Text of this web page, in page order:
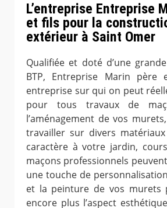
L’entreprise Entreprise
et fils pour la
extérieur à Saint Omer
Qualifiée et doté d’une
BTP, Entreprise Marin
entreprise sur qui on peut
pour tous travaux de
l’aménagement de vos
travailler sur divers
caractère à votre jardin,
maçons professionnels
une touche de
et la peinture de vos murets
encore plus l’aspect